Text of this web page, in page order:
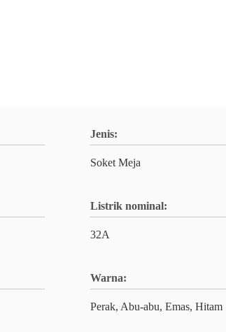
Jenis:
Soket Meja
Listrik nominal:
32A
Warna:
Perak, Abu-abu, Emas, Hitam